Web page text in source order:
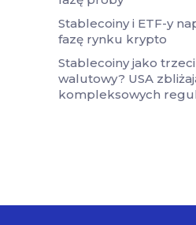
Stablecoiny i ETF-y
fazę rynku krypto
Stablecoiny jako
walutowy? USA
kompleksowych